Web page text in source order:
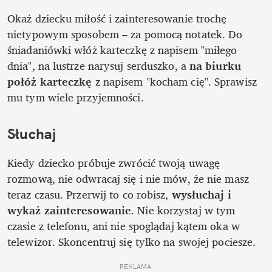
Okaż dziecku miłość i zainteresowanie trochę
nietypowym sposobem – za pomocą notatek. Do
śniadaniówki włóż karteczkę z napisem "miłego
dnia", na lustrze narysuj serduszko, a na biurku
połóż karteczkę z napisem "kocham cię". Sprawisz
mu tym wiele przyjemności.
Słuchaj
Kiedy dziecko próbuje zwrócić twoją uwagę
rozmową, nie odwracaj się i nie mów, że nie masz
teraz czasu. Przerwij to co robisz, wysłuchaj i
wykaż zainteresowanie. Nie korzystaj w tym
czasie z telefonu, ani nie spoglądaj kątem oka w
telewizor. Skoncentruj się tylko na swojej pociesze.
REKLAMA